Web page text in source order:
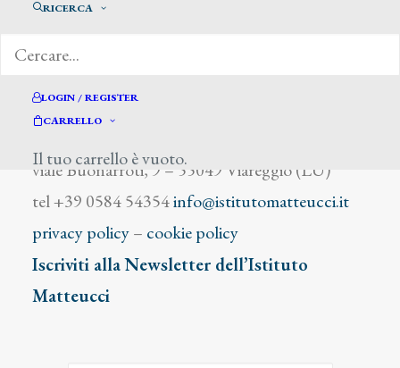
RICERCA
LOGIN / REGISTER
CARRELLO
Il tuo carrello è vuoto.
viale Buonarroti, 9 – 55049 Viareggio (LU)
tel +39 0584 54354info@istitutomatteucci.it
privacy policy– cookie policy
Iscriviti alla Newsletter dell’Istituto
Matteucci